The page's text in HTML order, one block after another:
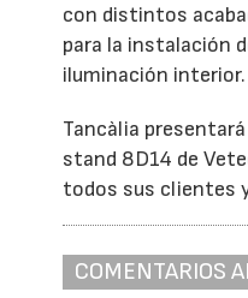
con distintos
para la instalación
iluminación interior.
Tancàlia
stand 8D14 de
todos sus clientes
COMENTARIOS